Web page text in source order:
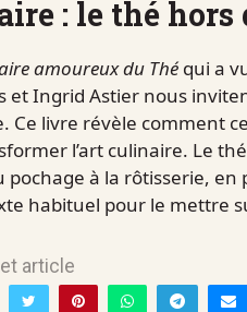
: le thé hors
amoureux du Thé qui a
et Ingrid Astier nous
Ce livre révèle comment
l’art culinaire. Le
à la rôtisserie, en
habituel pour le mettre
article